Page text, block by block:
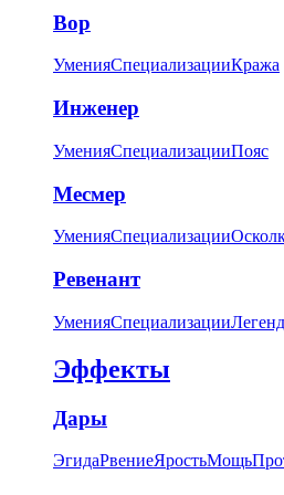
Вор
УменияСпециализацииКража
Инженер
УменияСпециализацииПояс
Месмер
УменияСпециализации
Ревенант
УменияСпециализации
Эффекты
Дары
ЭгидаРвениеЯростьМощь